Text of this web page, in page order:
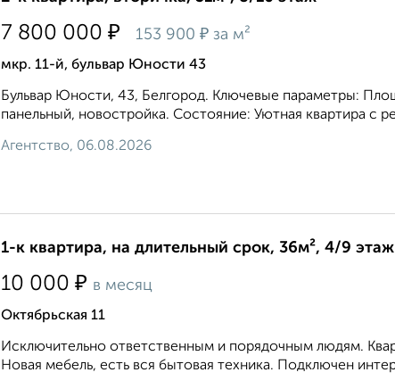
7 800 000 ₽ 153 900 ₽ за м²
мкр. 11-й, бульвар Юности 43
Бульвар Юности, 43, Белгород. Ключевые параметры:
панельный, новостройка. Состояние: Уютная квартира с
Агентство, 06.08.2026
1-к квартира, на длительный срок, 36м², 4/9 этаж
10 000 ₽ в месяц
Октябрьская 11
Исключительно ответственным и порядочным людям.
Новая мебель, есть вся бытовая техника. Подключен